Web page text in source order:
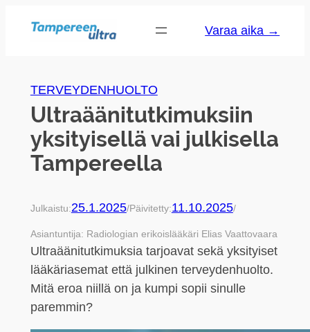
sisältöön
Varaa aika →
TERVEYDENHUOLTO
Ultraäänitutkimuksiin
yksityisellä vai julkisella
Tampereella
Julkaistu:25.1.2025/Päivitetty:11.10.2025/
Asiantuntija: Radiologian erikoislääkäri Elias Vaattovaara
Ultraäänitutkimuksia tarjoavat sekä yksityiset
lääkäriasemat että julkinen terveydenhuolto.
Mitä eroa niillä on ja kumpi sopii sinulle
paremmin?